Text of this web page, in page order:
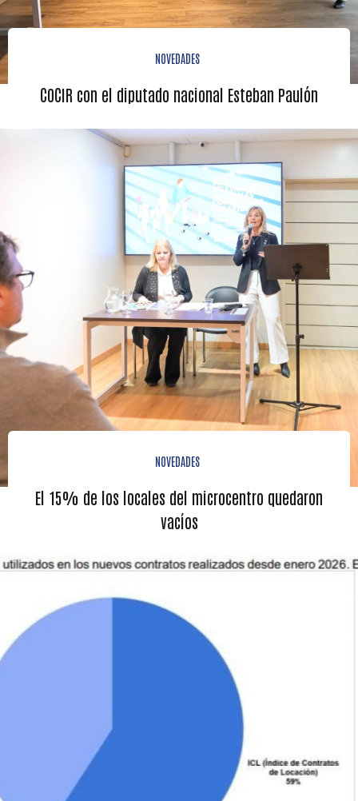
NOVEDADES
COCIR con el diputado nacional Esteban Paulón
NOVEDADES
El 15% de los locales del microcentro quedaron
vacíos